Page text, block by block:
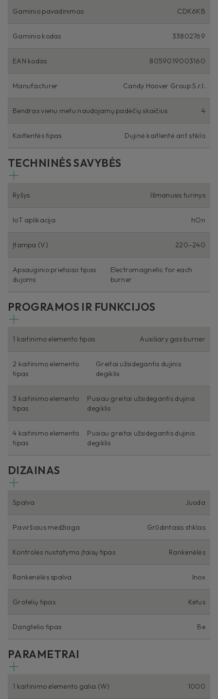
Gaminio pavadinimas CDK6KB
Gaminio kodas 33802769
EAN kodas 8059019003160
Manufacturer Candy Hoover Group S.r.l.
Bendras vienu metu naudojamų padėčių skaičius 4
Kaitlentės tipas Dujinė kaitlentė ant stiklo
TECHNINĖS SAVYBĖS
Ryšys Išmanusis turinys
IoT aplikacija hOn
Įtampa (V) 220–240
Apsauginio prietaiso tipas
dujoms
Electromagnetic for each
burner
PROGRAMOS IR FUNKCIJOS
1 kaitinimo elemento tipas Auxiliary gas burner
2 kaitinimo elemento
tipas
Greitai užsidegantis dujinis
degiklis
3 kaitinimo elemento
tipas
Pusiau greitai užsidegantis dujinis
degiklis
4 kaitinimo elemento
tipas
Pusiau greitai užsidegantis dujinis
degiklis
DIZAINAS
Spalva Juoda
Paviršiaus medžiaga Grūdintasis stiklas
Kontrolės nustatymo įtaisų tipas Rankenėlės
Rankenėlės spalva Inox
Grotelių tipas Ketus
Dangtelio tipas Be
PARAMETRAI
1 kaitinimo elemento galia (W) 1000